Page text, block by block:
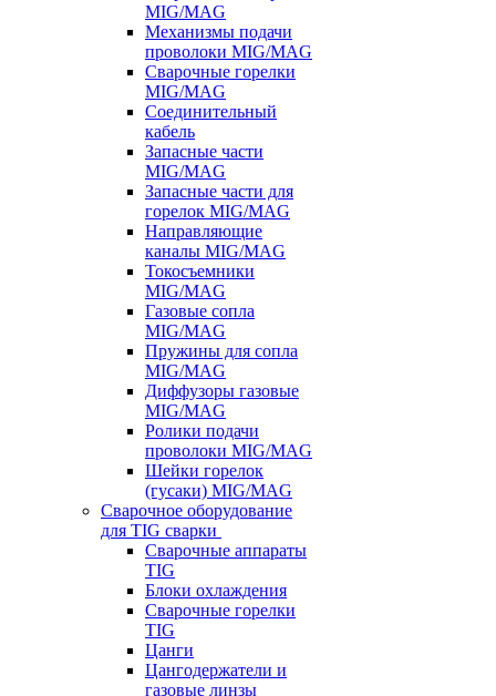
MIG/MAG
Механизмы подачи
проволоки MIG/MAG
Сварочные горелки
MIG/MAG
Соединительный
кабель
Запасные части
MIG/MAG
Запасные части для
горелок MIG/MAG
Направляющие
каналы MIG/MAG
Токосъемники
MIG/MAG
Газовые сопла
MIG/MAG
Пружины для сопла
MIG/MAG
Диффузоры газовые
MIG/MAG
Ролики подачи
проволоки MIG/MAG
Шейки горелок
(гусаки) MIG/MAG
Сварочное оборудование
для TIG сварки
Сварочные аппараты
TIG
Блоки охлаждения
Сварочные горелки
TIG
Цанги
Цангодержатели и
газовые линзы